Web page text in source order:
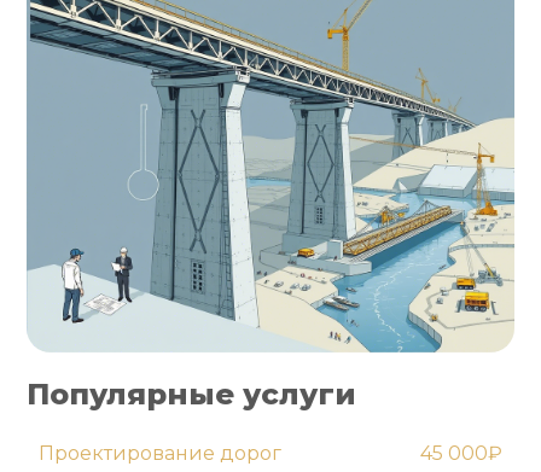
Популярные услуги
Проектирование дорог 45 000₽